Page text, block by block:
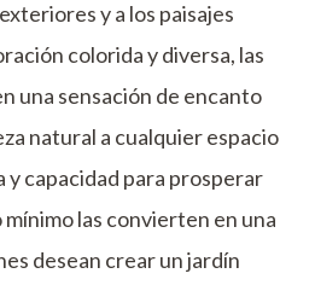
y a los paisajes
colorida y diversa, las
una sensación de encanto
natural a cualquier espacio
y capacidad para prosperar
las convierten en una
desean crear un jardín